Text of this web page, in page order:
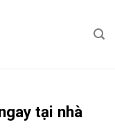
tại nhà